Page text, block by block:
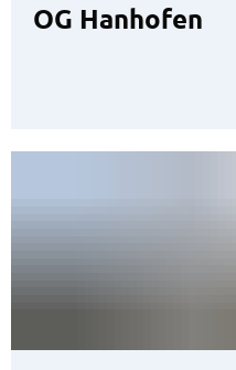
OG Hanhofen